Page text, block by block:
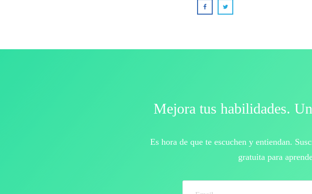
Mejora tus habilidades.
Es hora de que te escuchen y entiendan.
gratuita para